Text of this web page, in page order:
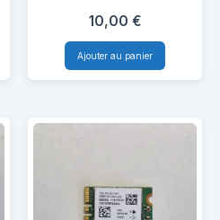
Fi
Realtek
RTL8188EE
792609-
792609-
10,00 €
Ajouter au panier